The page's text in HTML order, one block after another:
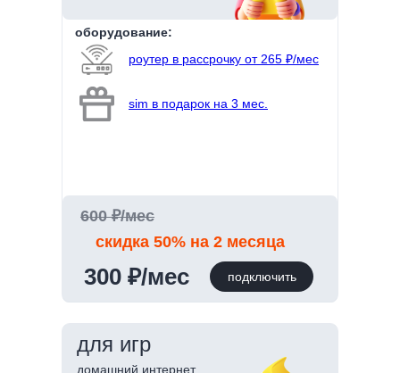
300 ₽/мес
600 ₽/мес
скидка 50% на 2 месяца
роутер в рассрочку от 265 ₽/мес
sim в подарок на 3 мес.
оборудование:
подключить
домашний интернет
для игр